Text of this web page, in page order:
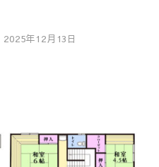
2025年12月13日